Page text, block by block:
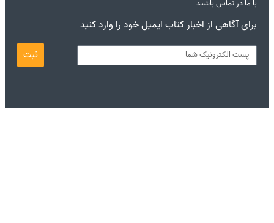
با ما در تماس باشید
برای آگاهی از اخبار کتاب ایمیل خود را وارد کنید
ثبت